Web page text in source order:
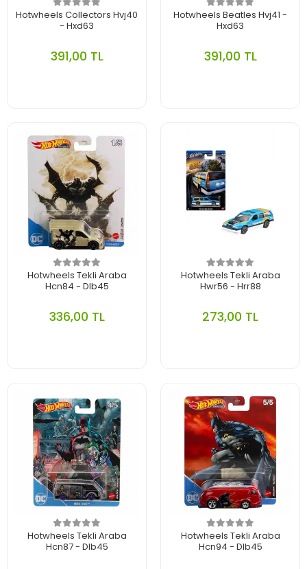
Hotwheels Collectors Hvj40
- Hxd63
391,00 TL
Hotwheels Beatles Hvj41 -
Hxd63
391,00 TL
Hotwheels Tekli Araba
Hcn84 - Dlb45
336,00 TL
Hotwheels Tekli Araba
Hwr56 - Hrr88
273,00 TL
Hotwheels Tekli Araba
Hcn87 - Dlb45
Hotwheels Tekli Araba
Hcn94 - Dlb45